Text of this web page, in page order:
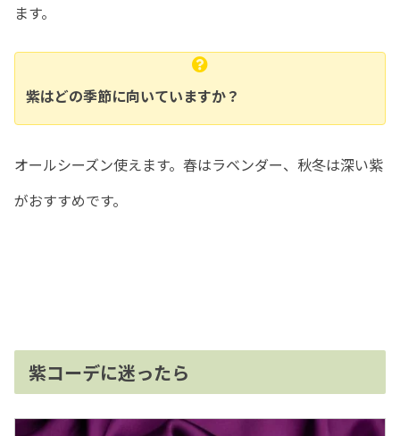
ます。
紫はどの季節に向いていますか？
オールシーズン使えます。春はラベンダー、秋冬は深い紫
がおすすめです。
紫コーデに迷ったら